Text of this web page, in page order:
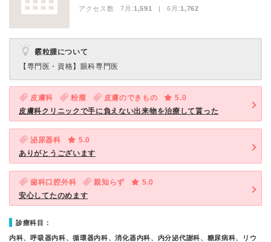
アクセス数 7月:1,591 | 6月:1,762
霰粒腫について
【専門医・資格】 眼科専門医
皮膚科 粉瘤 皮膚のできもの
5.0
皮膚科クリニックで手に負えない出来物を治療して貰った
泌尿器科
5.0
ありがとうございます
歯科口腔外科 親知らず
5.0
安心してたのめます
診療科目：
内科、呼吸器内科、循環器内科、消化器内科、内分泌代謝科、糖尿病科、リウ